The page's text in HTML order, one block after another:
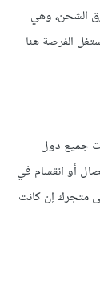
الشحن، وهي
الفرصة هنا
جميع دول
أو انقسام في
متجرك إن كانت